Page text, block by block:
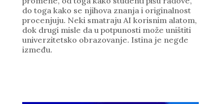
do toga kako se njihova znanja i originalnost
procenjuju. Neki smatraju AI korisnim alatom,
dok drugi misle da u potpunosti može uništiti
univerzitetsko obrazovanje. Istina je negde
između.